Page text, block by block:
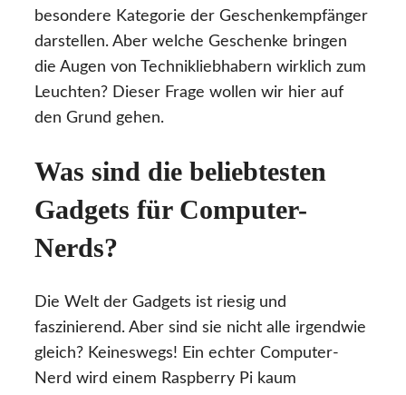
besondere Kategorie der Geschenkempfänger
darstellen. Aber welche Geschenke bringen
die Augen von Technikliebhabern wirklich zum
Leuchten? Dieser Frage wollen wir hier auf
den Grund gehen.
Was sind die beliebtesten
Gadgets für Computer-
Nerds?
Die Welt der Gadgets ist riesig und
faszinierend. Aber sind sie nicht alle irgendwie
gleich? Keineswegs! Ein echter Computer-
Nerd wird einem Raspberry Pi kaum